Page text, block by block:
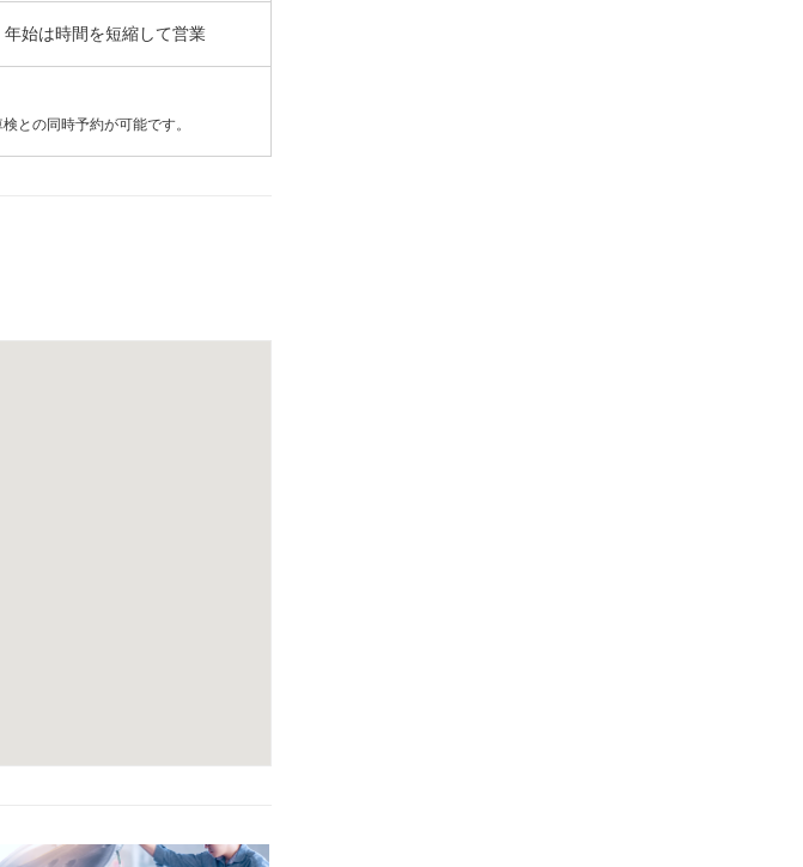
年始は時間を短縮して営業
との同時予約が可能です。